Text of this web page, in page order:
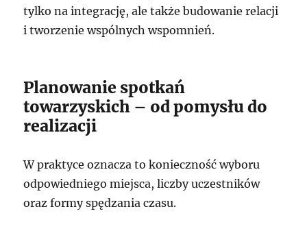
tylko na integrację, ale także budowanie relacji
i tworzenie wspólnych wspomnień.
Planowanie spotkań
towarzyskich – od pomysłu do
realizacji
W praktyce oznacza to konieczność wyboru
odpowiedniego miejsca, liczby uczestników
oraz formy spędzania czasu.